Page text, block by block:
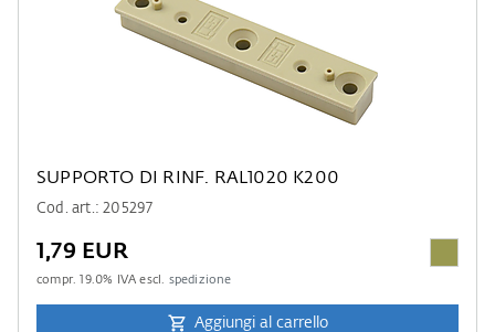
SUPPORTO DI RINF. RAL1020 K200
Cod. art.: 205297
1,79 EUR
compr.19.0% IVA escl. spedizione
Aggiungi al carrello